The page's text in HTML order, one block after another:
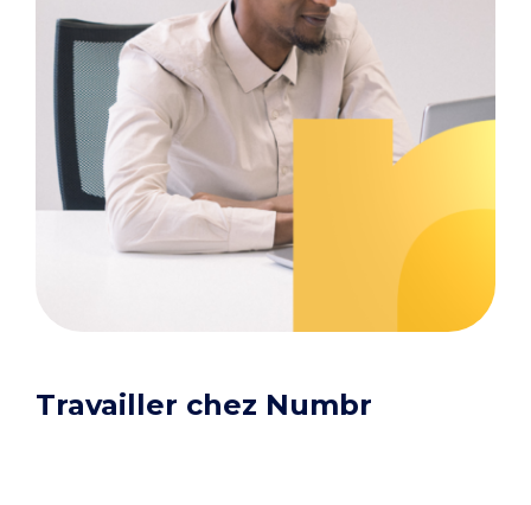
Travailler chez Numbr